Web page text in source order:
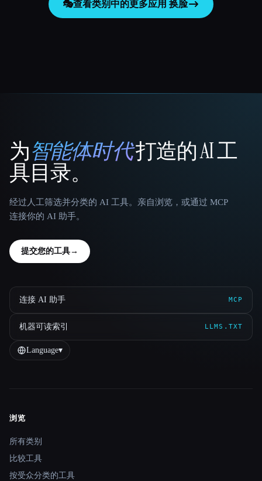
🎭查看类别中的更多应用 换脸
That AI Collection
为智能体时代打造的 AI 工
具目录。
经过人工筛选并分类的 AI 工具。亲自浏览，或通过 MCP
连接你的 AI 助手。
提交您的工具→
连接 AI 助手 MCP
机器可读索引 LLMS.TXT
Language▾
Site navigation
浏览
所有类别
比较工具
按受众分类的工具